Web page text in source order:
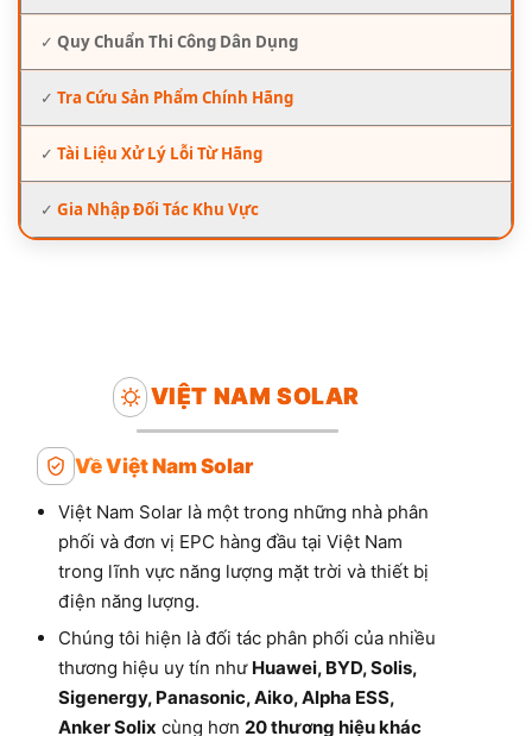
✓ Quy Chuẩn Thi Công Dân Dụng
✓ Tra Cứu Sản Phẩm Chính Hãng
✓ Tài Liệu Xử Lý Lỗi Từ Hãng
✓ Gia Nhập Đối Tác Khu Vực
VIỆT NAM SOLAR
Về Việt Nam Solar
Việt Nam Solar là một trong những nhà phân
phối và đơn vị EPC hàng đầu tại Việt Nam
trong lĩnh vực năng lượng mặt trời và thiết bị
điện năng lượng.
Chúng tôi hiện là đối tác phân phối của nhiều
thương hiệu uy tín như Huawei, BYD, Solis,
Sigenergy, Panasonic, Aiko, Alpha ESS,
Anker Solix cùng hơn 20 thương hiệu khác